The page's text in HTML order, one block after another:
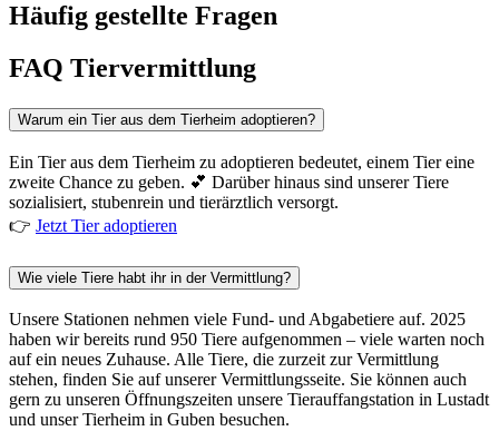
Häufig gestellte Fragen
FAQ Tiervermittlung
Warum ein Tier aus dem Tierheim adoptieren?
Ein Tier aus dem Tierheim zu adoptieren bedeutet, einem Tier eine
zweite Chance zu geben. 💕 Darüber hinaus sind unserer Tiere
sozialisiert, stubenrein und tierärztlich versorgt.
👉 Jetzt Tier adoptieren
Wie viele Tiere habt ihr in der Vermittlung?
Unsere Stationen nehmen viele Fund- und Abgabetiere auf. 2025
haben wir bereits rund 950 Tiere aufgenommen – viele warten noch
auf ein neues Zuhause. Alle Tiere, die zurzeit zur Vermittlung
stehen, finden Sie auf unserer Vermittlungsseite. Sie können auch
gern zu unseren Öffnungszeiten unsere Tierauffangstation in Lustadt
und unser Tierheim in Guben besuchen.